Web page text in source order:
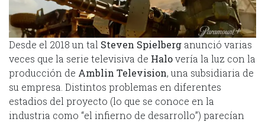
Desde el 2018 un tal Steven Spielberg anunció varias
veces que la serie televisiva de Halovería la luz con la
producción de Amblin Television, una subsidiaria de
su empresa. Distintos problemas en diferentes
estadios del proyecto (lo que se conoce en la
industria como “el infierno de desarrollo”) parecían